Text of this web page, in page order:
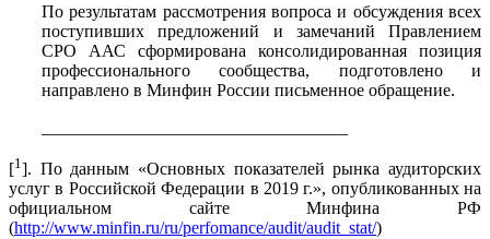
По результатам рассмотрения вопроса и обсуждения всех
поступивших предложений и замечаний Правлением
СРО ААС сформирована консолидированная позиция
профессионального сообщества, подготовлено и
направлено в Минфин России письменное обращение.
[1 ]. По данным «Основных показателей рынка аудиторских
услуг в Российской Федерации в 2019 г.», опубликованных на
официальном сайте Минфина РФ
(http://www.minfin.ru/ru/perfomance/audit/audit_stat/)